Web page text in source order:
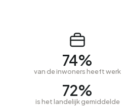
74%
van de inwoners heeft werk
72%
is het landelijk gemiddelde